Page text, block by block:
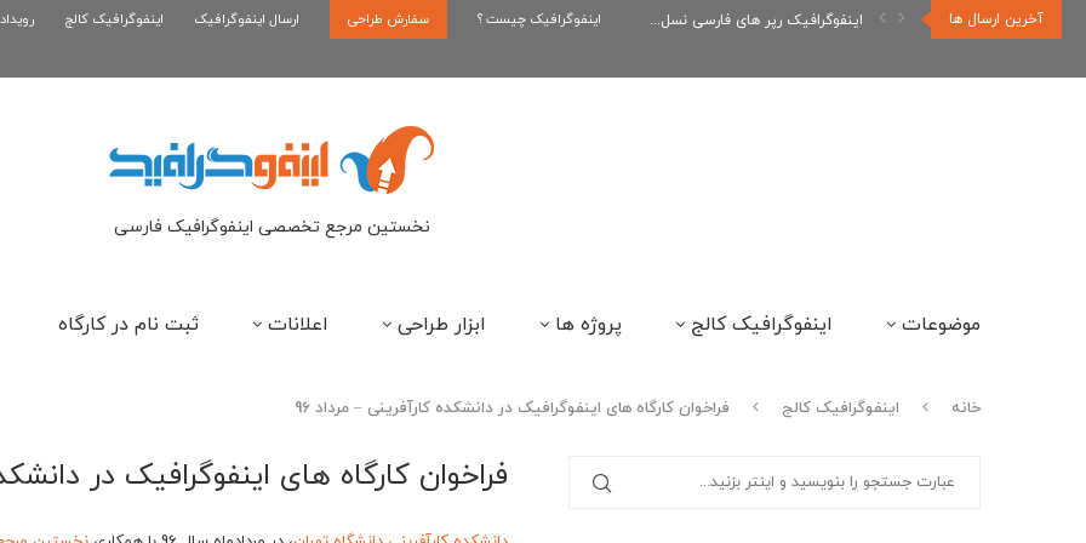
آخرین ارسال ها اینفوگرافیک رپر های فارسی نسل... اینفوگرافیک بازی کلش رویال اینفوگرافیک چیست ؟ سفارش طراحی ارسال اینفوگرافیک اینفوگرافیک کالج
نخستین مرجع تخصصی اینفوگرافیک فارسی
موضوعات اینفوگرافیک کالج پروژه ها ابزار طراحی اعلانات ثبت نام در کارگاه
خانه اینفوگرافیک کالج فراخوان کارگاه های اینفوگرافیک در دانشکده کارآفرینی – مرداد 96
فراخوان کارگاه های اینفوگرافیک در